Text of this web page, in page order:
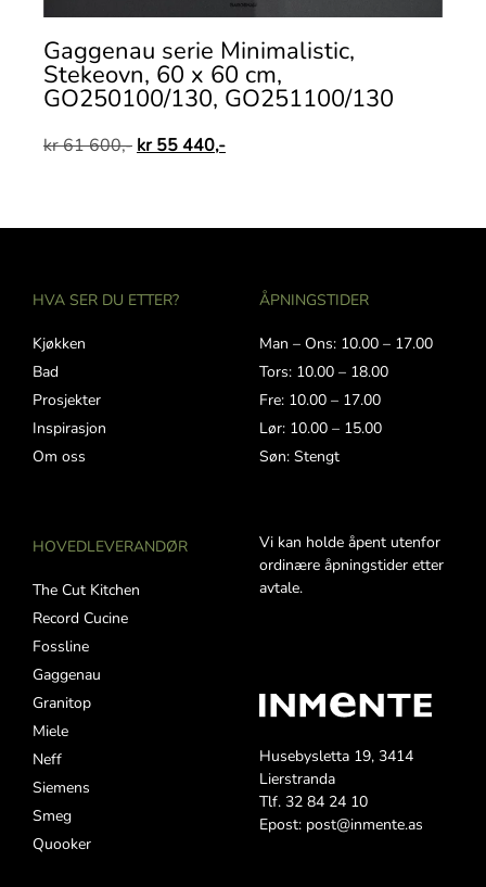
Gaggenau serie Minimalistic,
Stekeovn, 60 x 60 cm,
GO250100/130, GO251100/130
kr61 600,- kr55 440,-
HVA SER DU ETTER?
Kjøkken
Bad
Prosjekter
Inspirasjon
Om oss
HOVEDLEVERANDØR
The Cut Kitchen
Record Cucine
Fossline
Gaggenau
Granitop
Miele
Neff
Siemens
Smeg
Quooker
ÅPNINGSTIDER
Man – Ons: 10.00 – 17.00
Tors: 10.00 – 18.00
Fre: 10.00 – 17.00
Lør: 10.00 – 15.00
Søn: Stengt
Vi kan holde åpent utenfor
ordinære åpningstider etter
avtale.
Husebysletta 19, 3414
Lierstranda
Tlf. 32 84 24 10
Epost: post@inmente.as